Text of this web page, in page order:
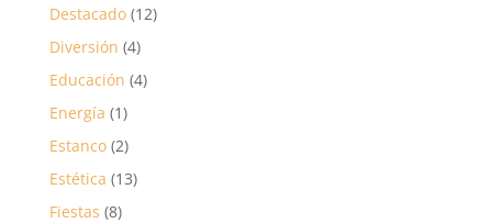
Destacado(12)
Diversión (4)
Educación (4)
Energía (1)
Estanco(2)
Estética (13)
Fiestas (8)